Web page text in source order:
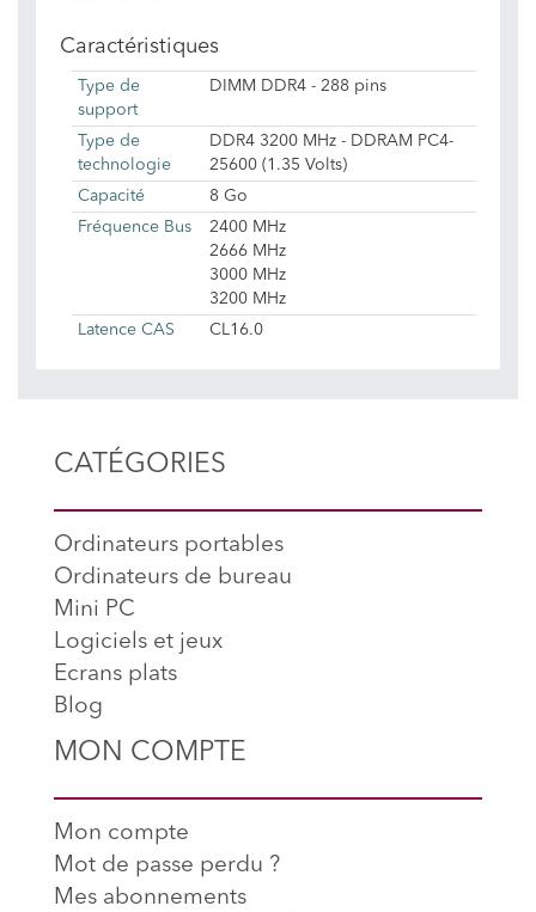
Caractéristiques
Type de
support
DIMM DDR4 - 288 pins
Type de
technologie
DDR4 3200 MHz - DDRAM PC4-
25600 (1.35 Volts)
Capacité
8 Go
Fréquence Bus
2400 MHz
2666 MHz
3000 MHz
3200 MHz
Latence CAS
CL16.0
CATÉGORIES
Ordinateurs portables
Ordinateurs de bureau
Mini PC
Logiciels et jeux
Ecrans plats
Blog
MON COMPTE
Mon compte
Mot de passe perdu ?
Mes abonnements